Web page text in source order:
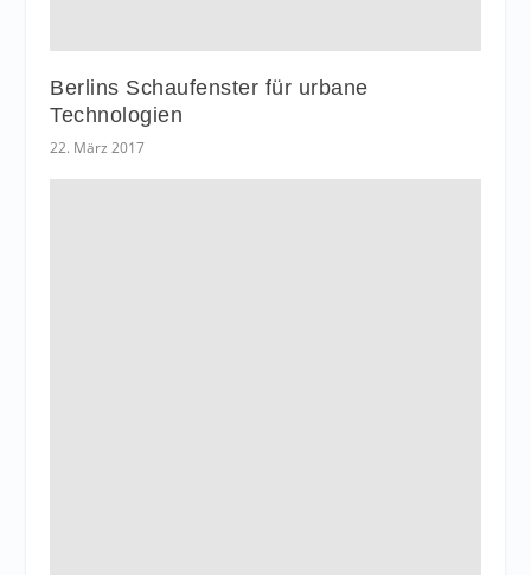
Berlins Schaufenster für urbane
Technologien
22. März 2017